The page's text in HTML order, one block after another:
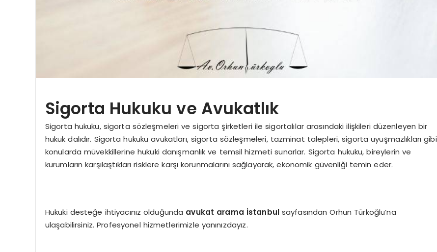
Sigorta Hukuku ve Avukatlık
Sigorta hukuku, sigorta sözleşmeleri ve sigorta şirketleri ile sigortalılar arasındaki ilişkileri düzenleyen bir
hukuk dalıdır. Sigorta hukuku avukatları, sigorta sözleşmeleri, tazminat talepleri, sigorta uyuşmazlıkları gibi
konularda müvekkillerine hukuki danışmanlık ve temsil hizmeti sunarlar. Sigorta hukuku, bireylerin ve
kurumların karşılaştıkları risklere karşı korunmalarını sağlayarak, ekonomik güvenliği temin eder.
Hukuki desteğe ihtiyacınız olduğunda avukat arama İstanbulsayfasından Orhun Türkoğlu’na
ulaşabilirsiniz. Profesyonel hizmetlerimizle yanınızdayız.